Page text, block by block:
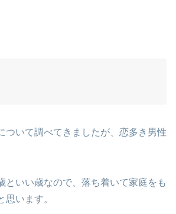
ついて調べてきましたが、恋多き男性
といい歳なので、落ち着いて家庭をも
思います。